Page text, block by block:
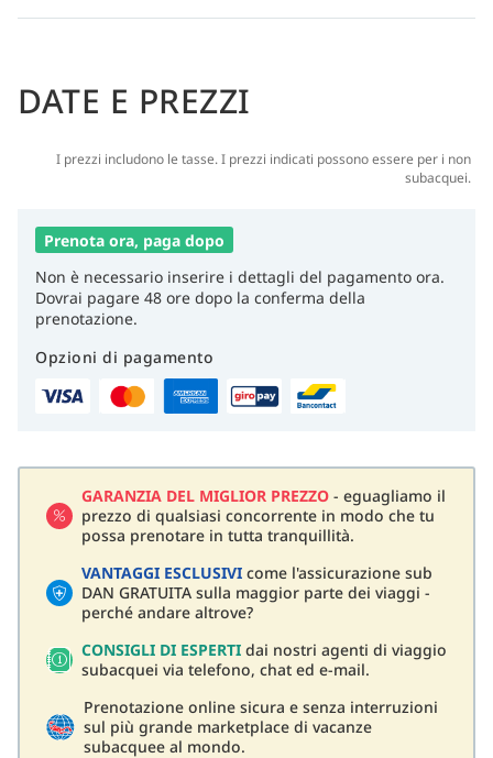
DATE E PREZZI
I prezzi includono le tasse. I prezzi indicati possono essere per i non
subacquei.
Prenota ora, paga dopo
Non è necessario inserire i dettagli del pagamento ora.
Dovrai pagare 48 ore dopo la conferma della
prenotazione.
Opzioni di pagamento
GARANZIA DEL MIGLIOR PREZZO - eguagliamo il
prezzo di qualsiasi concorrente in modo che tu
possa prenotare in tutta tranquillità.
VANTAGGI ESCLUSIVI come l'assicurazione sub
DAN GRATUITA sulla maggior parte dei viaggi -
perché andare altrove?
CONSIGLI DI ESPERTI dai nostri agenti di viaggio
subacquei via telefono, chat ed e-mail.
Prenotazione online sicura e senza interruzioni
sul più grande marketplace di vacanze
subacquee al mondo.